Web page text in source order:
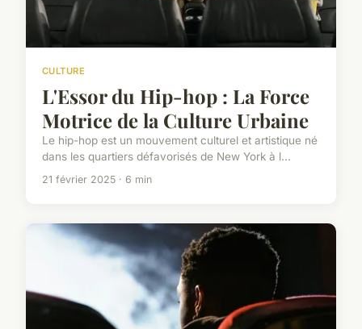
CULTURE
L'Essor du Hip-hop : La Force
Motrice de la Culture Urbaine
Le hip-hop est un mouvement culturel et artistique né
dans les quartiers défavorisés de New York à l...
21 février 2025 · 6 min